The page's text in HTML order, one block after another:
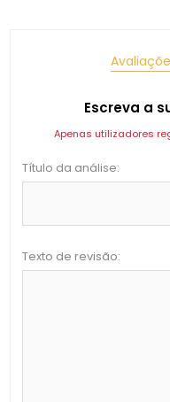
Escreva a
Apenas utilizadores
Título da análise:
Texto de revisão: